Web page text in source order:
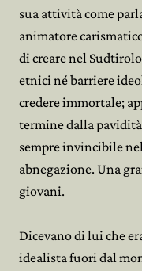
sua attività come
animatore
di creare nel
etnici né barriere
credere immortale;
termine dalla
sempre invincibile
abnegazione. Una
giovani.
Dicevano di lui che
idealista fuori dal